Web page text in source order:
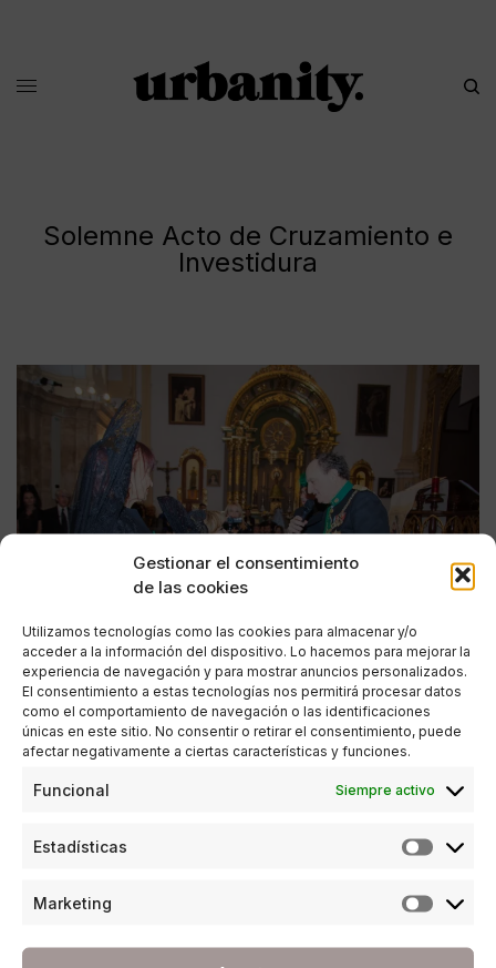
Gestionar el consentimiento
de las cookies
Utilizamos tecnologías como las cookies para almacenar y/o
acceder a la información del dispositivo. Lo hacemos para mejorar la
experiencia de navegación y para mostrar anuncios personalizados.
El consentimiento a estas tecnologías nos permitirá procesar datos
como el comportamiento de navegación o las identificaciones
únicas en este sitio. No consentir o retirar el consentimiento, puede
afectar negativamente a ciertas características y funciones.
Funcional Siempre activo
Estadísticas
Marketing
Solemne Acto de Cruzamiento e
Investidura
SOCIEDAD
de San Lázaro de Jerusalén en Marbella
20/11/2016
5 MINUTOS DE LECTURA